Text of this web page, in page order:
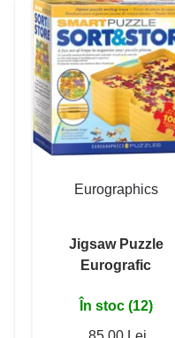
Eurographics
Jigsaw Puzzle
Eurografic
În stoc (12)